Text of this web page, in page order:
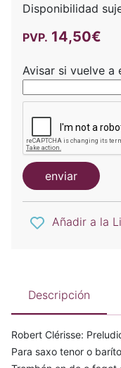
Disponibilidad
PVP. 14,50€
Avisar si vuelve a
enviar
Añadir a la
Descripción
Robert Clérisse:
Para saxo tenor o